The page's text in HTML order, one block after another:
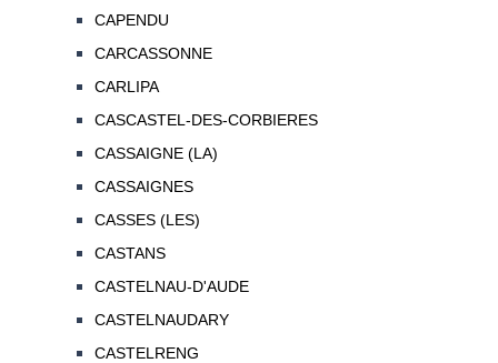
CAPENDU
CARCASSONNE
CARLIPA
CASCASTEL-DES-CORBIERES
CASSAIGNE (LA)
CASSAIGNES
CASSES (LES)
CASTANS
CASTELNAU-D'AUDE
CASTELNAUDARY
CASTELRENG